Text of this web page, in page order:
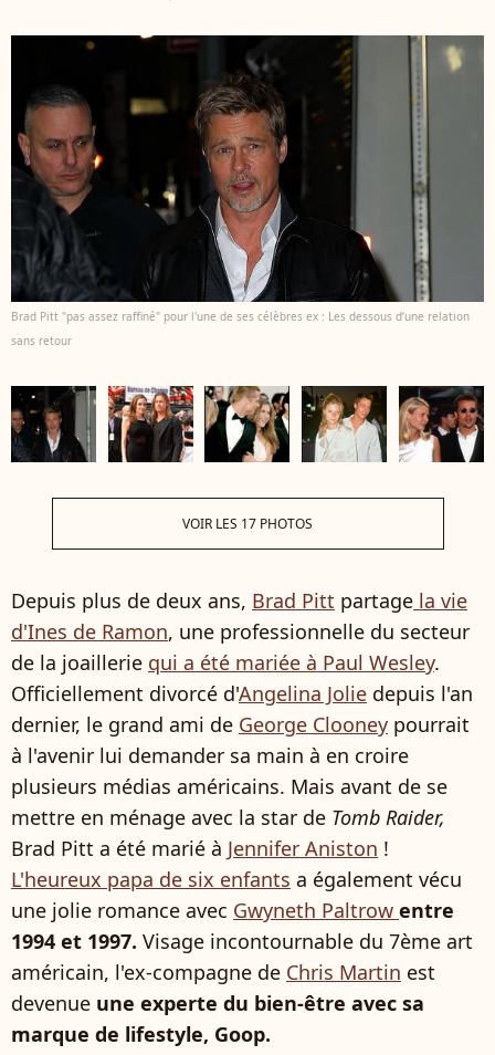
Brad Pitt "pas assez raffiné" pour l'une de ses célèbres ex : Les dessous d’une relation
sans retour
VOIR LES 17 PHOTOS
Depuis plus de deux ans, Brad Pitt partage la vie
d'Ines de Ramon, une professionnelle du secteur
de la joaillerie qui a été mariée à Paul Wesley.
Officiellement divorcé d'Angelina Jolie depuis l'an
dernier, le grand ami de George Clooney pourrait
à l'avenir lui demander sa main à en croire
plusieurs médias américains. Mais avant de se
mettre en ménage avec la star de Tomb Raider,
Brad Pitt a été marié à Jennifer Aniston !
L'heureux papa de six enfants a également vécu
une jolie romance avec Gwyneth Paltrow entre
1994 et 1997. Visage incontournable du 7ème art
américain, l'ex-compagne de Chris Martin est
devenue une experte du bien-être avec sa
marque de lifestyle, Goop.